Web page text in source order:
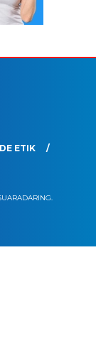
ETIK